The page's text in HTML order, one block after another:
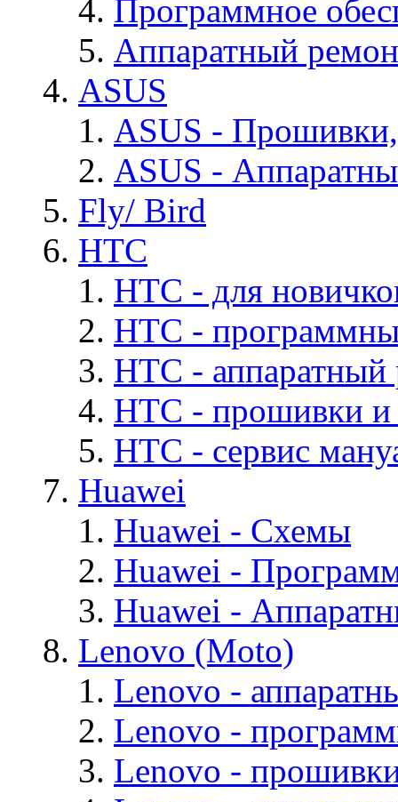
Программное
Аппаратный
ASUS
ASUS -
ASUS -
Fly/ Bird
HTC
HTC - для
HTC -
HTC - аппаратный
HTC - прошивки
HTC - cервис
Huawei
Huawei - Cхемы
Huawei -
Huawei -
Lenovo (Moto)
Lenovo -
Lenovo -
Lenovo -